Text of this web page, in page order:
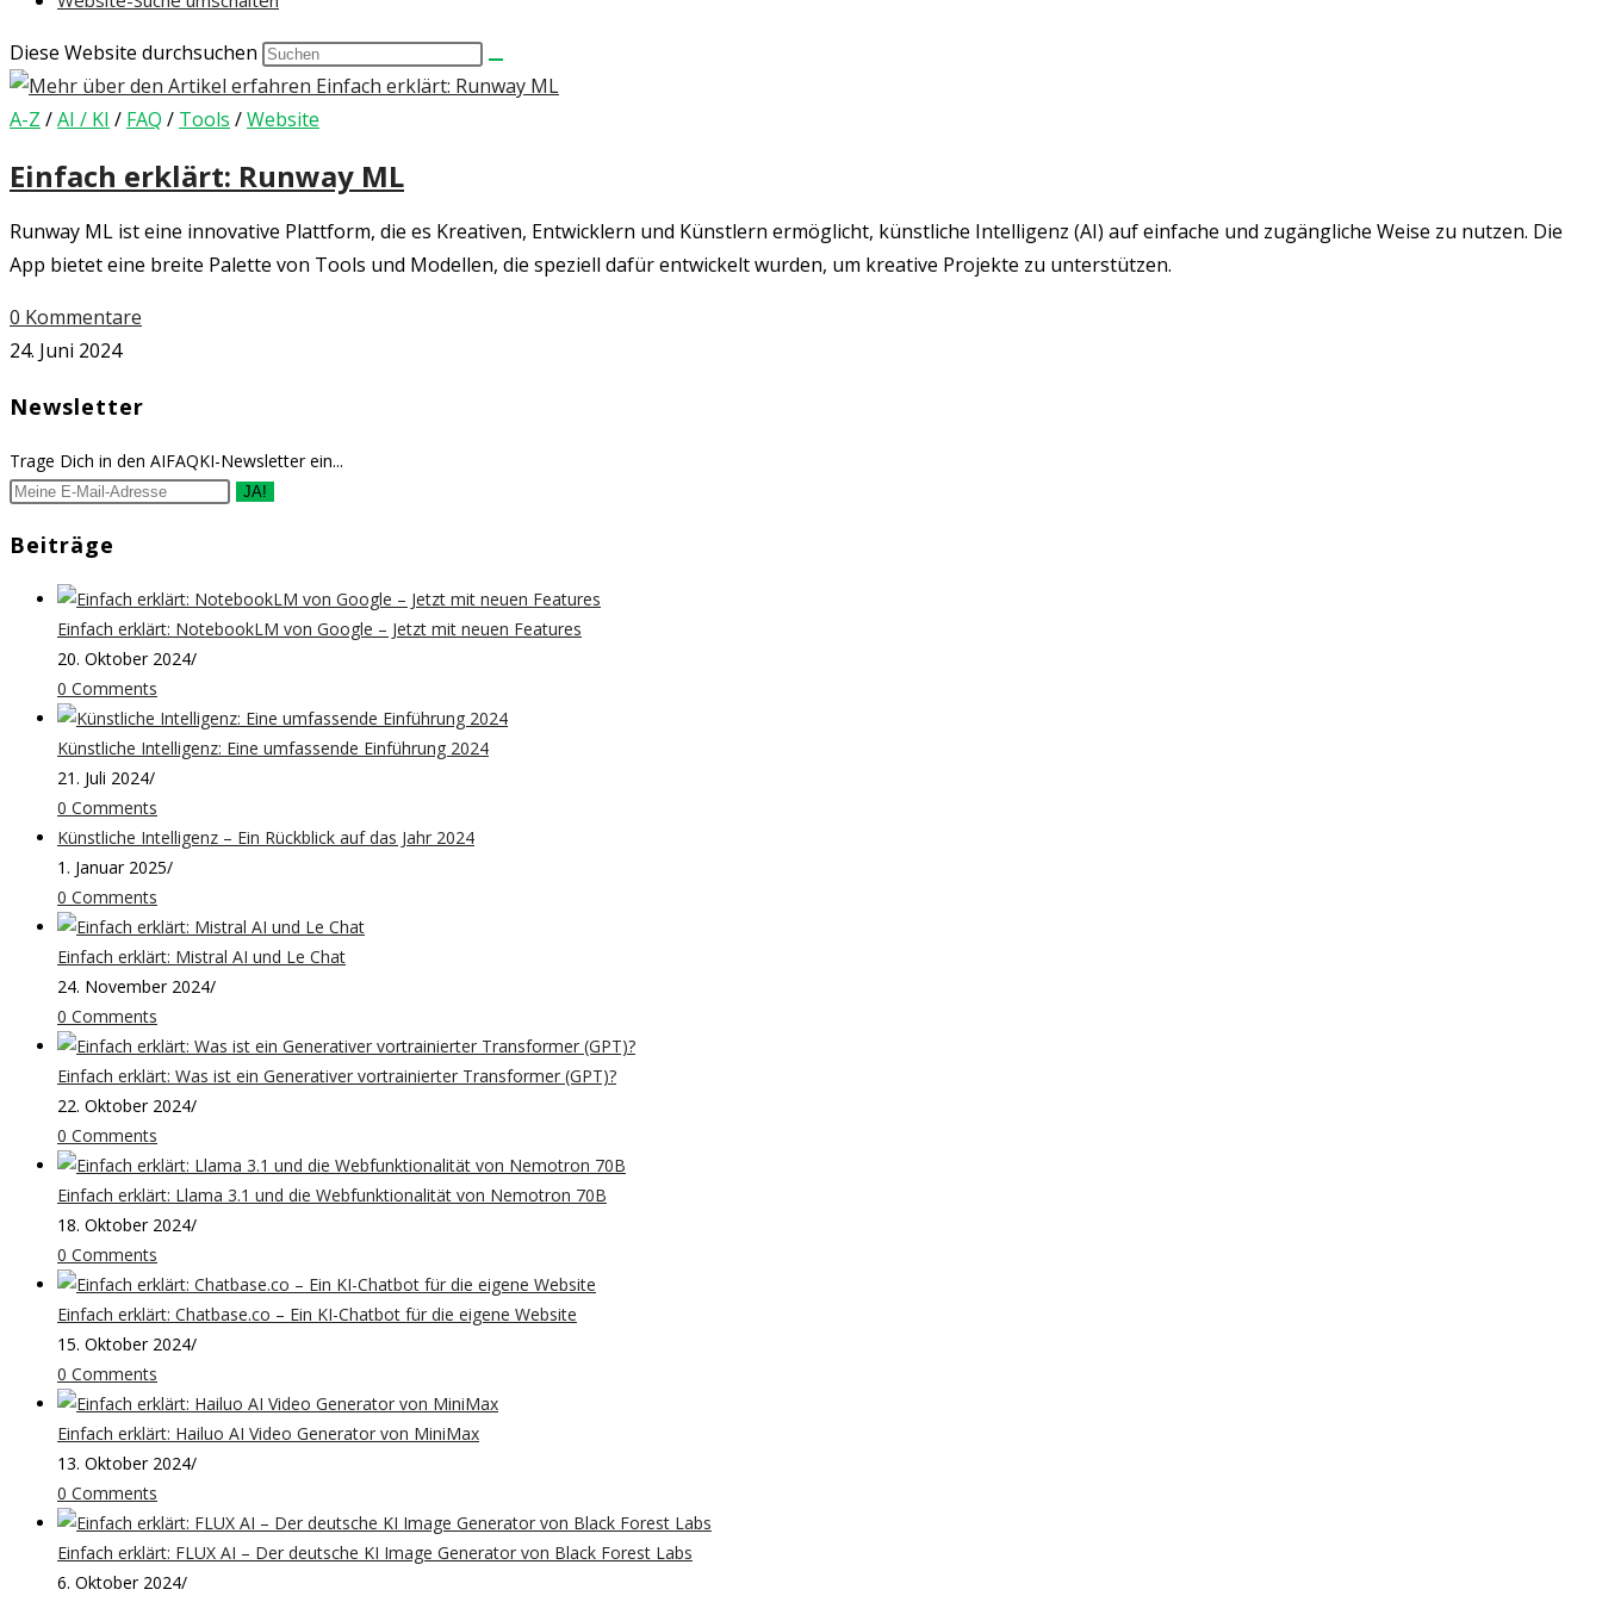
Diese Website durchsuchen
A-Z /AI / KI / FAQ / Tools /Website
Einfach erklärt: Runway ML
Runway ML ist eine innovative Plattform, die es Kreativen, Entwicklern und Künstlern ermöglicht, künstliche Intelligenz (AI) auf einfache und zugängliche Weise zu nutzen. Die
App bietet eine breite Palette von Tools und Modellen, die speziell dafür entwickelt wurden, um kreative Projekte zu unterstützen.
0 Kommentare
24. Juni 2024
Newsletter
Trage Dich in den AIFAQKI-Newsletter ein...
JA!
Beiträge
Einfach erklärt: NotebookLM von Google – Jetzt mit neuen Features
20. Oktober 2024/
0 Comments
Künstliche Intelligenz: Eine umfassende Einführung 2024
21. Juli 2024/
0 Comments
Künstliche Intelligenz – Ein Rückblick auf das Jahr 2024
1. Januar 2025/
0 Comments
Einfach erklärt: Mistral AI und Le Chat
24. November 2024/
0 Comments
Einfach erklärt: Was ist ein Generativer vortrainierter Transformer (GPT)?
22. Oktober 2024/
0 Comments
Einfach erklärt: Llama 3.1 und die Webfunktionalität von Nemotron 70B
18. Oktober 2024/
0 Comments
Einfach erklärt: Chatbase.co – Ein KI-Chatbot für die eigene Website
15. Oktober 2024/
0 Comments
Einfach erklärt: Hailuo AI Video Generator von MiniMax
13. Oktober 2024/
0 Comments
Einfach erklärt: FLUX AI – Der deutsche KI Image Generator von Black Forest Labs
6. Oktober 2024/